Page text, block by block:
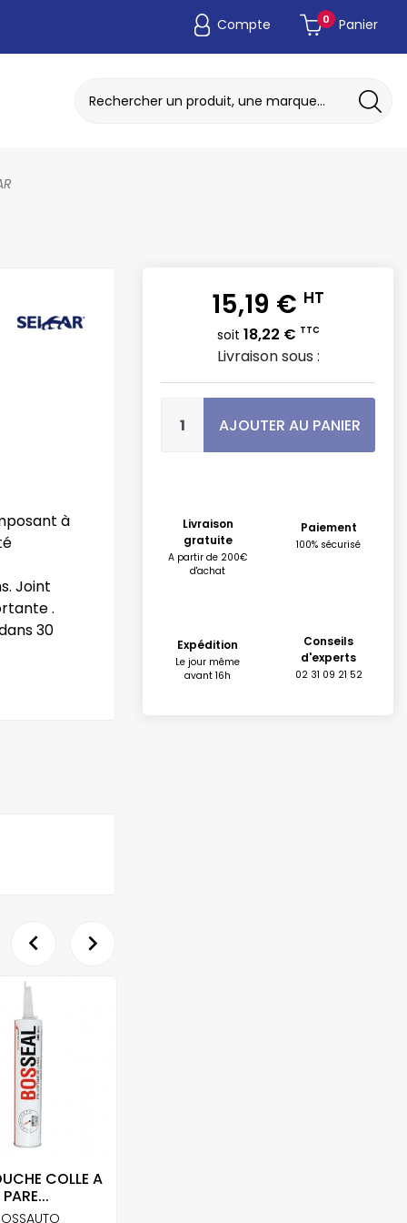
Compte 0 Panier
à
Joint
.
30

COLLE A
PARE...

15,19 € HT
soit 18,22 € TTC
Livraison sous :
AJOUTER AU PANIER
Livraison
gratuite
A partir de 200€
d'achat
Paiement
100% sécurisé
Expédition
Le jour même
avant 16h
Conseils
d'experts
02 31 09 21 52